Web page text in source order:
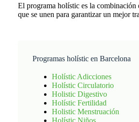
El programa holístic es la combinación
que se unen para garantizar un mejor
Programas holístic en Barcelona
Holístic Adicciones
Holístic Circulatorio
Holistic Digestivo
Holístic Fertilidad
Holistic Menstruación
Holístic Niños